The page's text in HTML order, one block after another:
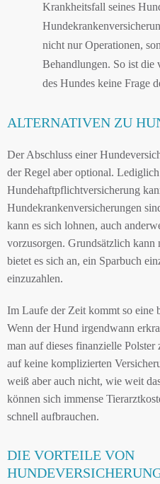
Krankheitsfall seines
nicht nur Operationen,
Behandlungen. So ist die
des Hundes keine Frage
ALTERNATIVEN ZU
Der Abschluss einer
der Regel aber optional.
Hundehaftpflichtversicherung
Hundekrankenversicherungen
kann es sich lohnen, auch
vorzusorgen. Grundsätzlich kann
bietet es sich an, ein Sparbuch
einzuzahlen.
Im Laufe der Zeit kommt so eine
Wenn der Hund irgendwann
man auf dieses finanzielle
auf keine komplizierten
weiß aber auch nicht, wie weit
können sich immense
schnell aufbrauchen.
DIE VORTEILE VON